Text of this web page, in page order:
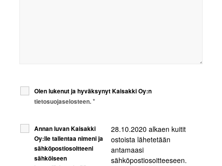
Olen lukenut ja hyväksynyt Kaisakki Oy:n
tietosuojaselosteen. *
Annan luvan Kaisakki
Oy:lle tallentaa nimeni ja
sähköpostiosoitteeni
sähköiseen
28.10.2020 alkaen kuitit
ostoista lähetetään
antamaasi
sähköpostiosoitteeseen.